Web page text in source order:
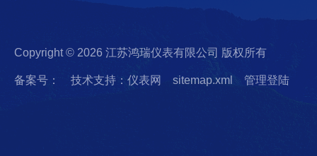
Copyright © 2026 江苏鸿瑞仪表有限公司 版权所有
备案号： 技术支持：仪表网 sitemap.xml 管理登陆